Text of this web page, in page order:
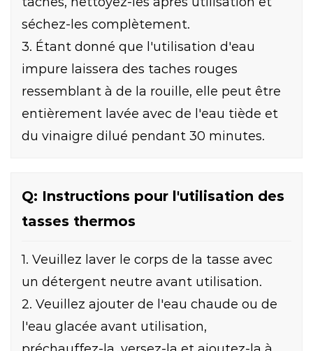
séchez-les complètement.
3. Étant donné que l'utilisation d'eau
impure laissera des taches rouges
ressemblant à de la rouille, elle peut être
entièrement lavée avec de l'eau tiède et
du vinaigre dilué pendant 30 minutes.
Q: Instructions pour l'utilisation des
tasses thermos
1. Veuillez laver le corps de la tasse avec
un détergent neutre avant utilisation.
2. Veuillez ajouter de l'eau chaude ou de
l'eau glacée avant utilisation,